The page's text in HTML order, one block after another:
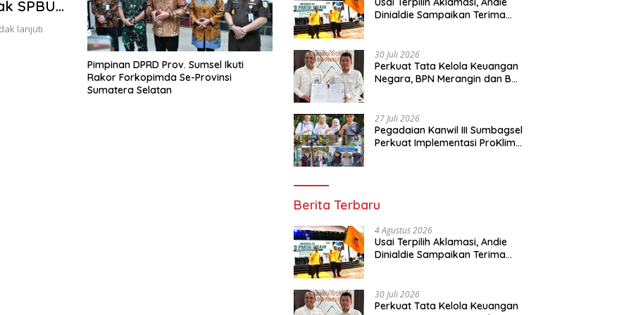
SPBU
lanjuti
Pimpinan DPRD Prov. Sumsel Ikuti
Rakor Forkopimda Se-Provinsi
Sumatera Selatan
Dinialdie Sampaikan Terima
30 Juli 2026
Perkuat Tata Kelola Keuangan
Negara, BPN Merangin dan BRI
27 Juli 2026
Pegadaian Kanwil III Sumbagsel
Perkuat Implementasi ProKlim
Berita Terbaru
4 Agustus 2026
Usai Terpilih Aklamasi, Andie
Dinialdie Sampaikan Terima
30 Juli 2026
Perkuat Tata Kelola Keuangan